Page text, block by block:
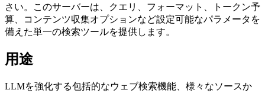
さい。このサーバーは、クエリ、フォーマット、トークン予
算、コンテンツ収集オプションなど設定可能なパラメータを
備えた単一の検索ツールを提供します。
用途
LLMを強化する包括的なウェブ検索機能、様々なソースか